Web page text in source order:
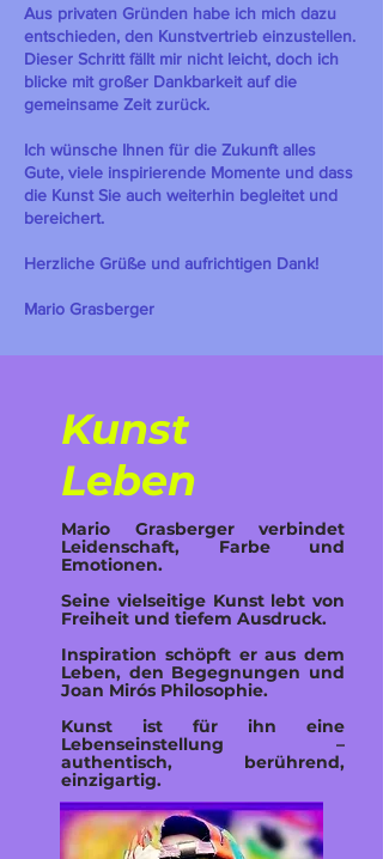
Aus privaten Gründen habe ich mich dazu
entschieden, den Kunstvertrieb einzustellen.
Dieser Schritt fällt mir nicht leicht, doch ich
blicke mit großer Dankbarkeit auf die
gemeinsame Zeit zurück.
Ich wünsche Ihnen für die Zukunft alles
Gute, viele inspirierende Momente und dass
die Kunst Sie auch weiterhin begleitet und
bereichert.
Herzliche Grüße und aufrichtigen Dank!
Mario Grasberger
Kunst
Leben
Mario Grasberger verbindet
Leidenschaft, Farbe und
Emotionen.
Seine vielseitige Kunst lebt von
Freiheit und tiefem Ausdruck.
Inspiration schöpft er aus dem
Leben, den Begegnungen und
Joan Mirós Philosophie.
Kunst ist für ihn eine
Lebenseinstellung –
authentisch, berührend,
einzigartig.